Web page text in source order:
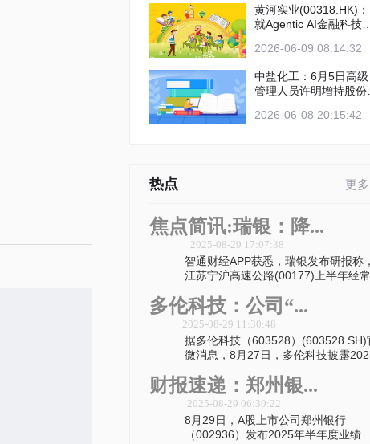
黄河实业(00318.HK)：
就Agentic AI金融科技
论 焦点讯息
2026-06-09 08:14:32
中盐化工：6月5日高级
管理人员许明增持股份
2026-06-08 20:15:42
热点 更多
焦点简讯:瑞银：降...
2025-08-29 17:07:38
智通财经APP获悉，瑞银发布研报称
江苏宁沪高速公路(00177)上半年经常
多伦科技：公司“...
2025-08-29 11:30:48
据多伦科技（603528）(603528 SH)
微消息，8月27日，多伦科技披露
财报速递：郑州银...
2025-08-29 06:30:22
8月29日，A股上市公司郑州银行
（002936）发布2025年半年度业绩